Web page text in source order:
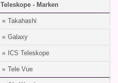
Teleskope - Marken
Takahashi
Galaxy
ICS Teleskope
Tele Vue